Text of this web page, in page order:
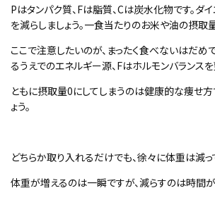
Pはタンパク質、Fは脂質、Cは炭水化物です。ダ
を減らしましょう。一食当たりのお米や油の摂取
ここで注意したいのが、まったく食べないはだめ
るうえでのエネルギー源、Fはホルモンバランス
ともに摂取量0にしてしまうのは健康的な痩せ
ょう。
どちらか取り入れるだけでも、徐々に体重は減っ
体重が増えるのは一瞬ですが、減らすのは時間が